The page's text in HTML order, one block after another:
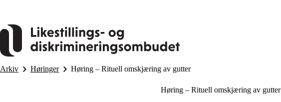
Arkiv Høringer Høring – Rituell omskjæring av gutter
Høring – Rituell omskjæring av gutter